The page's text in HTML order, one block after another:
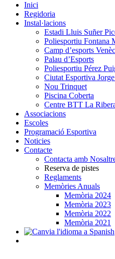
Inici
Regidoria
Instal·lacions
Estadi Lluis Suñer
Poliesportiu Fontana
Camp d’esports
Palau d’Esports
Poliesportiu Pérez
Ciutat Esportiva
Nou Trinquet
Piscina Coberta
Centre BTT La
Associacions
Escoles
Programació Esportiva
Noticies
Contacte
Contacta amb
Reserva de pistes
Reglaments
Memòries Anuals
Memòria 2024
Memòria 2023
Memòria 2022
Memòria 2021